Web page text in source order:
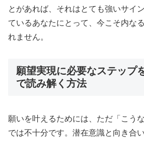
とがあれば、それはとても強いサイ
ているあなたにとって、今こそ内な
れません。
願望実現に必要なステップ
で読み解く方法
願いを叶えるためには、ただ「こう
では不十分です。潜在意識と向き合